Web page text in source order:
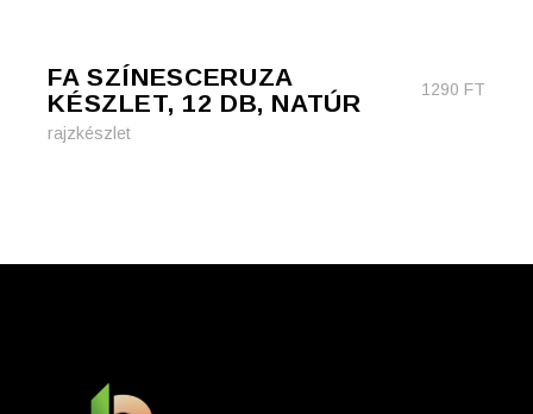
FA SZÍNESCERUZA
KÉSZLET, 12 DB, NATÚR
1290 FT
rajzkészlet